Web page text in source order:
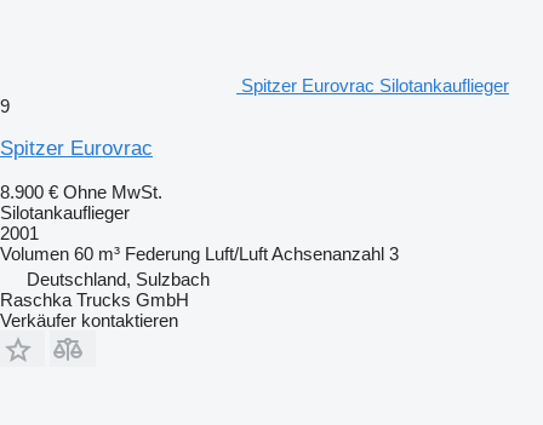
Spitzer Eurovrac Silotankauflieger
9
Spitzer Eurovrac
8.900 € Ohne MwSt.
Silotankauflieger
2001
Volumen 60 m³ Federung Luft/LuftAchsenanzahl 3
Deutschland, Sulzbach
Raschka Trucks GmbH
Verkäufer kontaktieren